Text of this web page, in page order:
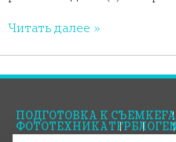
Читать далее »
ПОДГОТОВКА К СЪЕМКЕ
ФОТОТЕХНИКАTFPБЛОГ